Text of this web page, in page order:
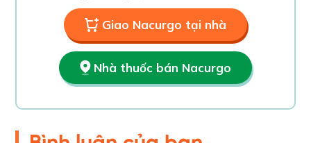
Giao Nacurgo tại nhà
Nhà thuốc bán Nacurgo